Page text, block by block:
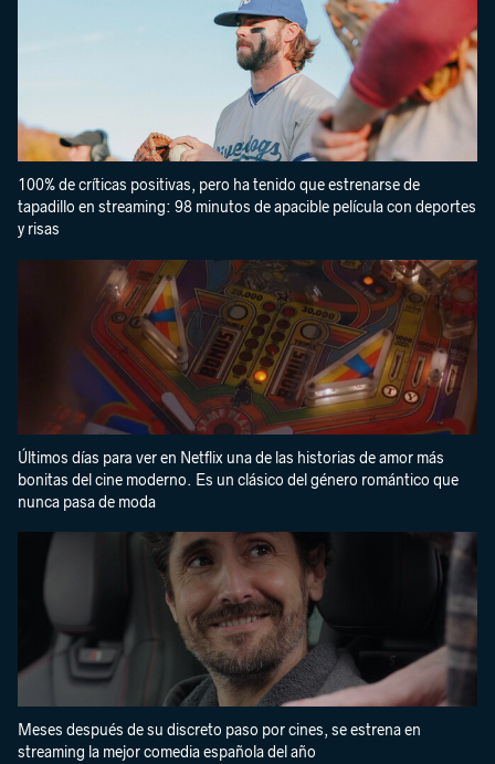
100% de críticas positivas, pero ha tenido que estrenarse de
tapadillo en streaming: 98 minutos de apacible película con deportes
y risas
Últimos días para ver en Netflix una de las historias de amor más
bonitas del cine moderno. Es un clásico del género romántico que
nunca pasa de moda
Meses después de su discreto paso por cines, se estrena en
streaming la mejor comedia española del año